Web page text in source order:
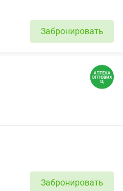
Забронировать
Забронировать